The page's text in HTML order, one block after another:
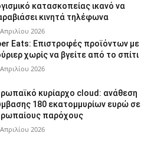
κατασκοπείας ικανό να
κινητά τηλέφωνα
2026
Eats: Επιστροφές προϊόντων με
χωρίς να βγείτε από το σπίτι
2026
κυρίαρχο cloud: ανάθεση
180 εκατομμυρίων ευρώ σε
παρόχους
2026